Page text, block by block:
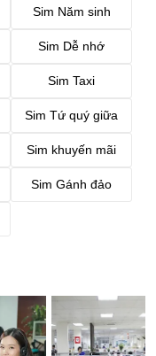
Sim Năm sinh
Sim Dễ nhớ
Sim Taxi
Sim Tứ quý giữa
Sim khuyến mãi
Sim Gánh đảo